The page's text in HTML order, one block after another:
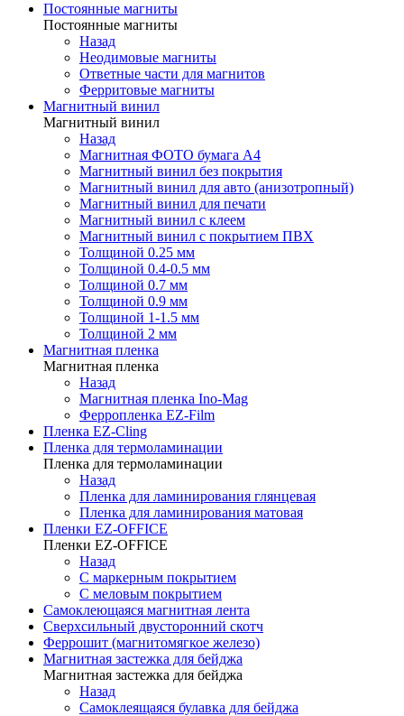
Постоянные магниты
Постоянные магниты
Назад
Неодимовые магниты
Ответные части для магнитов
Ферритовые магниты
Магнитный винил
Магнитный винил
Назад
Магнитная ФОТО бумага А4
Магнитный винил без покрытия
Магнитный винил для авто (анизотропный)
Магнитный винил для печати
Магнитный винил с клеем
Магнитный винил с покрытием ПВХ
Толщиной 0.25 мм
Толщиной 0.4-0.5 мм
Толщиной 0.7 мм
Толщиной 0.9 мм
Толщиной 1-1.5 мм
Толщиной 2 мм
Магнитная пленка
Магнитная пленка
Назад
Магнитная пленка Ino-Mag
Ферропленка EZ-Film
Пленка EZ-Cling
Пленка для термоламинации
Пленка для термоламинации
Назад
Пленка для ламинирования глянцевая
Пленка для ламинирования матовая
Пленки EZ-OFFICE
Пленки EZ-OFFICE
Назад
С маркерным покрытием
С меловым покрытием
Самоклеющаяся магнитная лента
Сверхсильный двусторонний скотч
Феррошит (магнитомягкое железо)
Магнитная застежка для бейджа
Магнитная застежка для бейджа
Назад
Самоклеящаяся булавка для бейджа